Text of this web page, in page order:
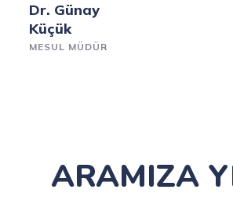
Dr. Günay
Küçük
MESUL MÜDÜR
ARAMIZA